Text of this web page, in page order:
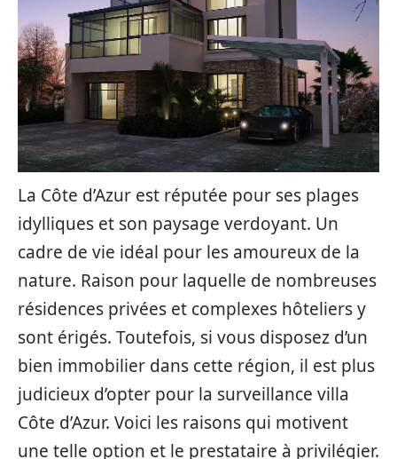
La Côte d’Azur est réputée pour ses plages
idylliques et son paysage verdoyant. Un
cadre de vie idéal pour les amoureux de la
nature. Raison pour laquelle de nombreuses
résidences privées et complexes hôteliers y
sont érigés. Toutefois, si vous disposez d’un
bien immobilier dans cette région, il est plus
judicieux d’opter pour la surveillance villa
Côte d’Azur. Voici les raisons qui motivent
une telle option et le prestataire à privilégier.